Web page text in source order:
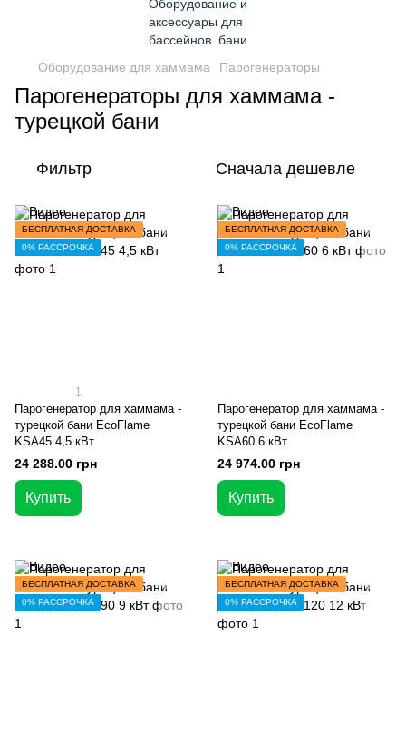
Оборудование для хаммама Парогенераторы
Парогенераторы для хаммама -
турецкой бани
Фильтр Сначала дешевле
БЕСПЛАТНАЯ ДОСТАВКА
0% РАССРОЧКА
1
Парогенератор для хаммама -
турецкой бани EcoFlame
KSA45 4,5 кВт
24 288.00 грн
Купить
БЕСПЛАТНАЯ ДОСТАВКА
0% РАССРОЧКА
Парогенератор для хаммама -
турецкой бани EcoFlame
KSA60 6 кВт
24 974.00 грн
Купить
БЕСПЛАТНАЯ ДОСТАВКА
0% РАССРОЧКА
БЕСПЛАТНАЯ ДОСТАВКА
0% РАССРОЧКА